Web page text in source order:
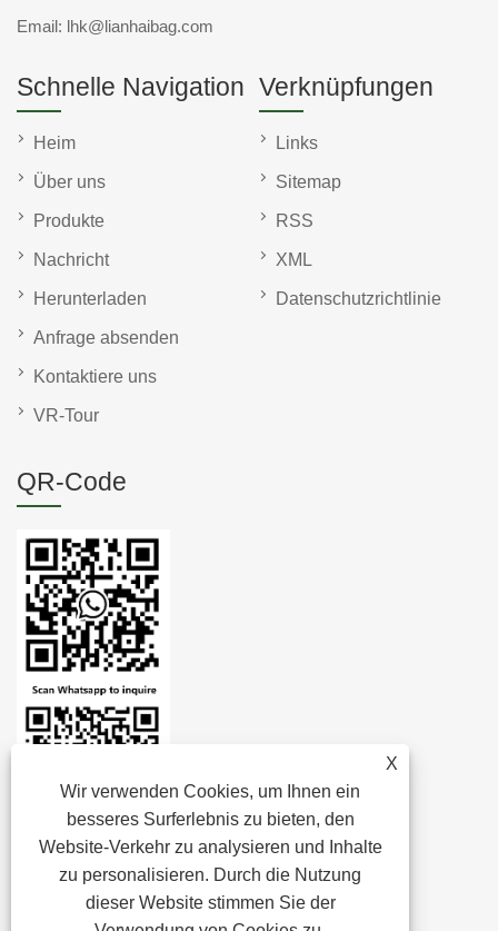
X
Wir verwenden Cookies, um Ihnen ein
besseres Surferlebnis zu bieten, den
Website-Verkehr zu analysieren und Inhalte
zu personalisieren. Durch die Nutzung
dieser Website stimmen Sie der
Email: lhk@lianhaibag.com
Schnelle Navigation
Heim
Über uns
Produkte
Nachricht
Herunterladen
Anfrage absenden
Kontaktiere uns
VR-Tour
Verknüpfungen
Links
Sitemap
RSS
XML
Datenschutzrichtlinie
QR-Code